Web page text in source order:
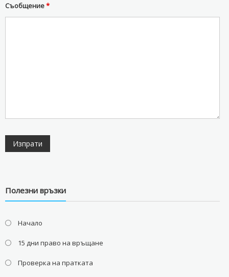
Съобщение*
Полезни връзки
Начало
15 дни право на връщане
Проверка на пратката